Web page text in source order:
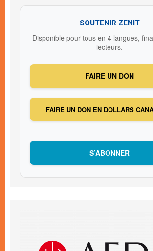
SOUTENIR ZENIT
Disponible pour tous en 4 langues,
lecteurs.
FAIRE UN DON
FAIRE UN DON EN DOLLARS
S’ABONNER